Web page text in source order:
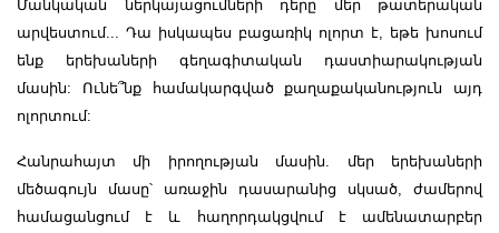
Մանկական ներկայացումների դերը մեր թատերական
արվեստում... Դա իսկապես բացառիկ ոլորտ է, եթե խոսում
ենք երեխաների գեղագիտական դաստիարակության
մասին: Ունե՞նք համակարգված քաղաքականություն այդ
ոլորտում:
Հանրահայտ մի իրողության մասին. մեր երեխաների
մեծագույն մասը՝ առաջին դասարանից սկսած, ժամերով
համացանցում է և հաղորդակցվում է ամենատարբեր